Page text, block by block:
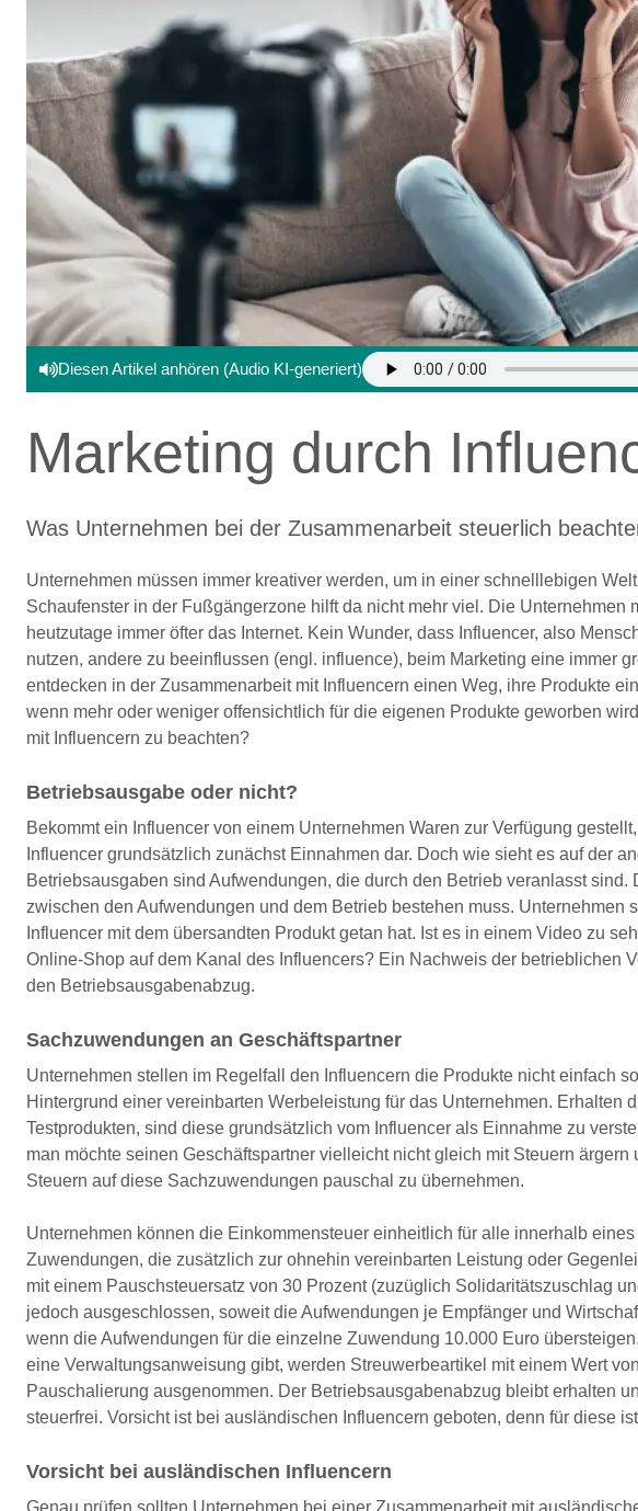
Diesen Artikel anhören (Audio KI-generiert)
Marketing durch
Was Unternehmen bei der Zusammenarbeit steuerlich
Unternehmen müssen immer kreativer werden, um in einer schnelllebigen
Schaufenster in der Fußgängerzone hilft da nicht mehr viel. Die
heutzutage immer öfter das Internet. Kein Wunder, dass Influencer, also
nutzen, andere zu beeinflussen (engl. influence), beim Marketing eine immer
entdecken in der Zusammenarbeit mit Influencern einen Weg, ihre Produkte
wenn mehr oder weniger offensichtlich für die eigenen Produkte geworben
mit Influencern zu beachten?
Betriebsausgabe oder nicht?
Bekommt ein Influencer von einem Unternehmen Waren zur Verfügung
Influencer grundsätzlich zunächst Einnahmen dar. Doch wie sieht es auf der
Betriebsausgaben sind Aufwendungen, die durch den Betrieb veranlasst
zwischen den Aufwendungen und dem Betrieb bestehen muss. Unternehmen
Influencer mit dem übersandten Produkt getan hat. Ist es in einem Video zu
Online-Shop auf dem Kanal des Influencers? Ein Nachweis der betrieblichen
den Betriebsausgabenabzug.
Sachzuwendungen an Geschäftspartner
Unternehmen stellen im Regelfall den Influencern die Produkte nicht einfach
Hintergrund einer vereinbarten Werbeleistung für das Unternehmen. Erhalten
Testprodukten, sind diese grundsätzlich vom Influencer als Einnahme zu
man möchte seinen Geschäftspartner vielleicht nicht gleich mit Steuern
Steuern auf diese Sachzuwendungen pauschal zu übernehmen.
Unternehmen können die Einkommensteuer einheitlich für alle innerhalb
Zuwendungen, die zusätzlich zur ohnehin vereinbarten Leistung oder
mit einem Pauschsteuersatz von 30 Prozent (zuzüglich Solidaritätszuschlag
jedoch ausgeschlossen, soweit die Aufwendungen je Empfänger und
wenn die Aufwendungen für die einzelne Zuwendung 10.000 Euro
eine Verwaltungsanweisung gibt, werden Streuwerbeartikel mit einem Wert
Pauschalierung ausgenommen. Der Betriebsausgabenabzug bleibt erhalten
steuerfrei. Vorsicht ist bei ausländischen Influencern geboten, denn für diese
Vorsicht bei ausländischen Influencern
Genau prüfen sollten Unternehmen bei einer Zusammenarbeit mit